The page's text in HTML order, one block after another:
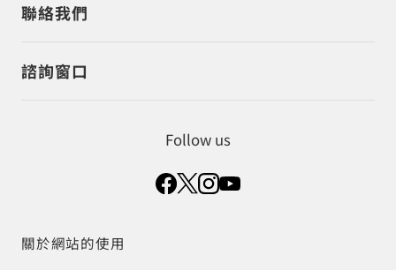
聯絡我們
諮詢窗口
Follow us
關於網站的使用